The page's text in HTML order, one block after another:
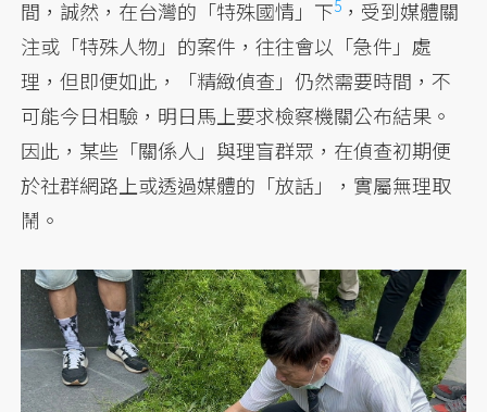
間，誠然，在台灣的「特殊國情」下5 ，受到媒體關
注或「特殊人物」的案件，往往會以「急件」處
理，但即便如此，「精緻偵查」仍然需要時間，不
可能今日相驗，明日馬上要求檢察機關公布結果。
因此，某些「關係人」與理盲群眾，在偵查初期便
於社群網路上或透過媒體的「放話」，實屬無理取
鬧。